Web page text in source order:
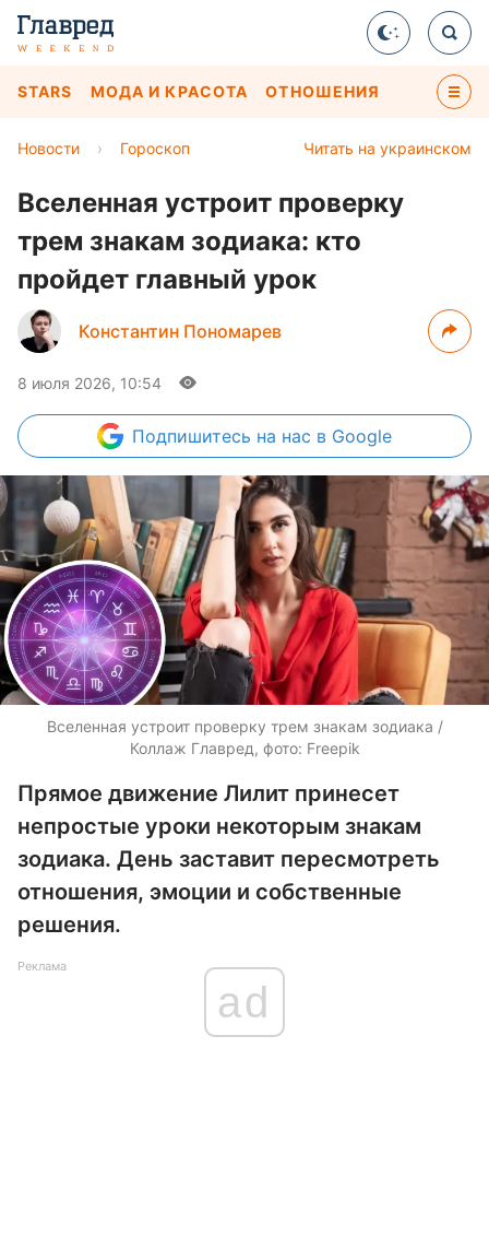
STARS МОДА И КРАСОТА ОТНОШЕНИЯ
Читать на украинском
Новости › Гороскоп
Вселенная устроит проверку
трем знакам зодиака: кто
пройдет главный урок
Константин Пономарев
8 июля 2026, 10:54
Подпишитесь на нас в Google
Вселенная устроит проверку трем знакам зодиака /
Коллаж Главред, фото: Freepik
Прямое движение Лилит принесет
непростые уроки некоторым знакам
зодиака. День заставит пересмотреть
отношения, эмоции и собственные
решения.
Реклама
ad